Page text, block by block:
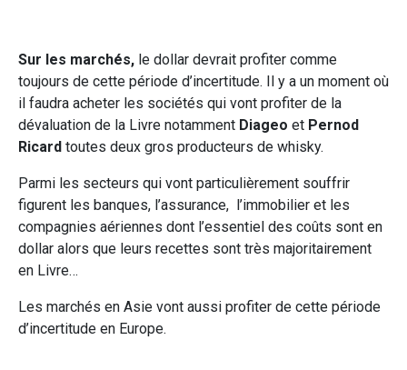
Sur les marchés, le dollar devrait profiter comme
toujours de cette période d’incertitude. Il y a un moment où
il faudra acheter les sociétés qui vont profiter de la
dévaluation de la Livre notamment Diageo et Pernod
Ricard toutes deux gros producteurs de whisky.
Parmi les secteurs qui vont particulièrement souffrir
figurent les banques, l’assurance, l’immobilier et les
compagnies aériennes dont l’essentiel des coûts sont en
dollar alors que leurs recettes sont très majoritairement
en Livre…
Les marchés en Asie vont aussi profiter de cette période
d’incertitude en Europe.